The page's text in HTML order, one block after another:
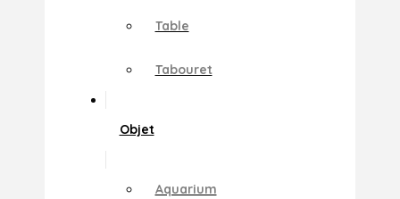
Table
Tabouret
Objet
Aquarium